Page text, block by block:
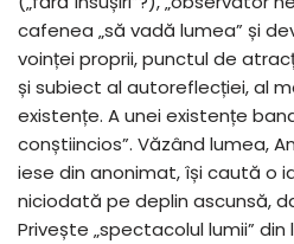
cafenea „să vadă lumea” și
voinței proprii, punctul de
și subiect al autoreflecției, al
existențe. A unei existențe
conștiincios”. Văzând lumea,
iese din anonimat, își caută o
niciodată pe deplin ascunsă,
Privește „spectacolul lumii” din